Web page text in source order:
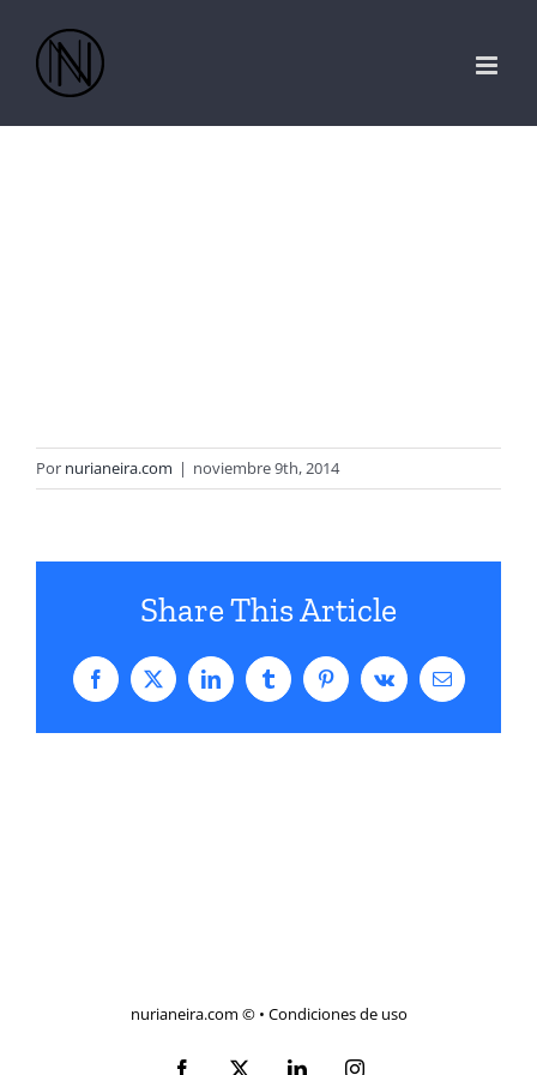
contenido
Por nurianeira.com | noviembre 9th, 2014
Share This Article
Facebook
X LinkedInTumblrPinterestVk
Correo
electrónico
nurianeira.com © • Condiciones de uso